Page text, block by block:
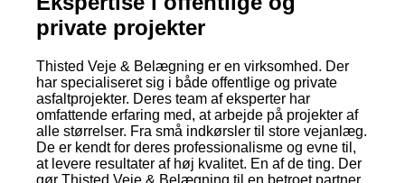
private projekter
Thisted Veje & Belægning er en virksomhed. Der
har specialiseret sig i både offentlige og private
asfaltprojekter. Deres team af eksperter har
omfattende erfaring med, at arbejde på projekter af
alle størrelser. Fra små indkørsler til store vejanlæg.
De er kendt for deres professionalisme og evne til,
at levere resultater af høj kvalitet. En af de ting. Der
gør Thisted Veje & Belægning til en betroet partner.